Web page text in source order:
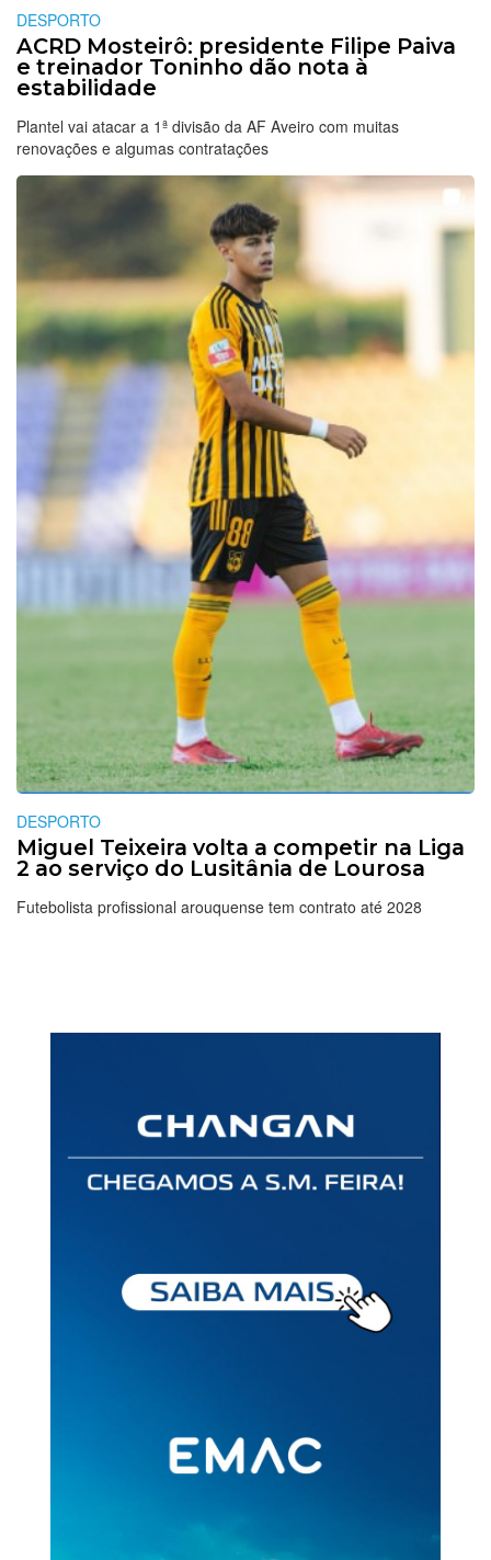
DESPORTO
ACRD Mosteirô: presidente Filipe Paiva
e treinador Toninho dão nota à
estabilidade
Plantel vai atacar a 1ª divisão da AF Aveiro com muitas
renovações e algumas contratações
DESPORTO
Miguel Teixeira volta a competir na Liga
2 ao serviço do Lusitânia de Lourosa
Futebolista profissional arouquense tem contrato até 2028